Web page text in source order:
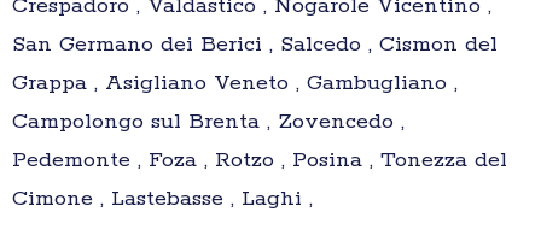
Crespadoro , Valdastico , Nogarole Vicentino ,
San Germano dei Berici , Salcedo , Cismon del
Grappa , Asigliano Veneto , Gambugliano ,
Campolongo sul Brenta , Zovencedo ,
Pedemonte , Foza , Rotzo , Posina , Tonezza del
Cimone , Lastebasse , Laghi ,